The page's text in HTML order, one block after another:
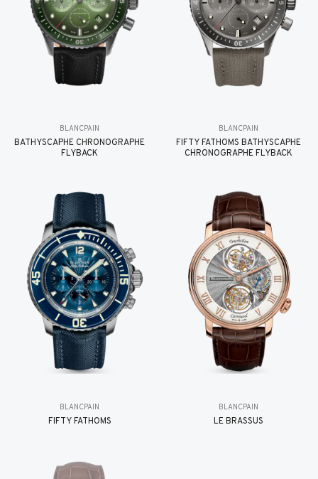
BLANCPAIN
BATHYSCAPHE CHRONOGRAPHE
FLYBACK
BLANCPAIN
FIFTY FATHOMS BATHYSCAPHE
CHRONOGRAPHE FLYBACK
BLANCPAIN
FIFTY FATHOMS
BLANCPAIN
LE BRASSUS